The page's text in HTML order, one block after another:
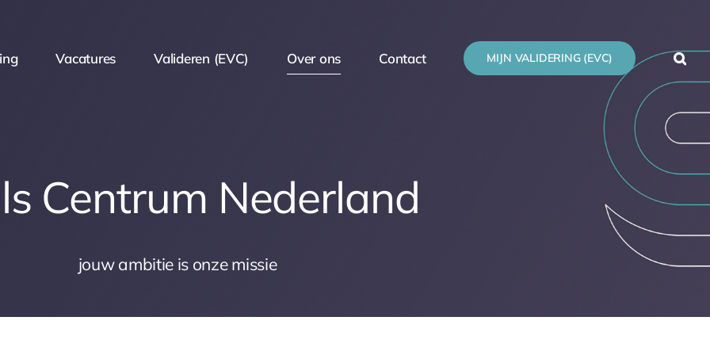
Vacatures Valideren (EVC) Over ons Contact MIJN VALIDERING (EVC)
Centrum Nederland
jouw ambitie is onze missie